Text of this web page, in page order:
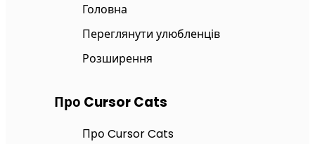
Головна
Переглянути улюбленців
Розширення
Про Cursor Cats
Про Cursor Cats